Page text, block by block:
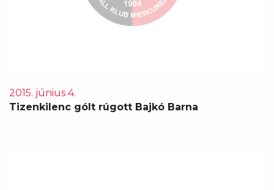
2015. június 4.
Tizenkilenc gólt rúgott Bajkó Barna